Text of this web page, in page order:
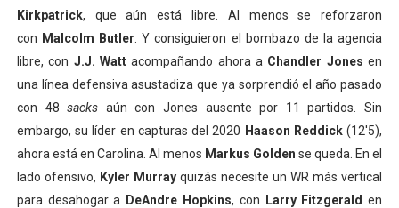
Kirkpatrick, que aún está libre. Al menos se reforzaron
con Malcolm Butler . Y consiguieron el bombazo de la agencia
libre, con J.J. Wattacompañando ahora a Chandler Jonesen
una línea defensiva asustadiza que ya sorprendió el año pasado
con 48sacks aún con Jones ausente por 11 partidos. Sin
embargo, su líder en capturas del 2020 Haason Reddick(12'5),
ahora está en Carolina. Al menos Markus Goldense queda. En el
lado ofensivo, Kyler Murrayquizás necesite un WR más vertical
para desahogar a
DeAndre Hopkins, con Larry Fitzgeralden